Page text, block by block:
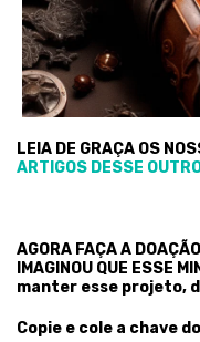
LEIA DE GRAÇA OS
ARTIGOS DESSE
AGORA FAÇA A
IMAGINOU QUE ESSE
manter esse projeto,
Copie e cole a chave